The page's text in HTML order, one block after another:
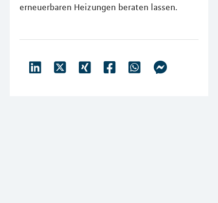
erneuerbaren Heizungen beraten lassen.